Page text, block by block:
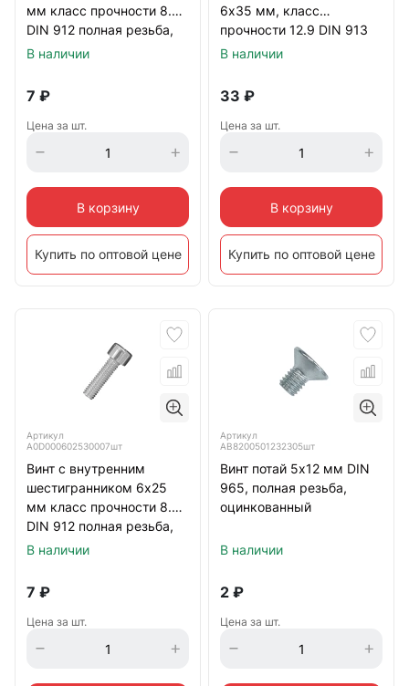
мм класс прочности 8.8
DIN 912 полная резьба,
оцинкованный
В наличии
7 ₽
Цена за шт.
В корзину
Купить по оптовой цене
6х35 мм, класс
прочности 12.9 DIN 913
тупой конец, черный
В наличии
33 ₽
Цена за шт.
В корзину
Купить по оптовой цене
Артикул
А0D000602530007шт
Винт с внутренним
шестигранником 6х25
мм класс прочности 8.8
DIN 912 полная резьба,
оцинкованный
В наличии
7 ₽
Цена за шт.
Артикул
АВ8200501232305шт
Винт потай 5х12 мм DIN
965, полная резьба,
оцинкованный
В наличии
2 ₽
Цена за шт.